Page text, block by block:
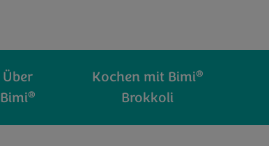
Über
Bimi®
Kochen mit Bimi®
Brokkoli